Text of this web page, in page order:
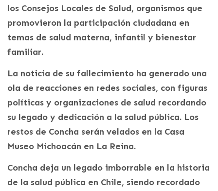
los Consejos Locales de Salud, organismos que
promovieron la participación ciudadana en
temas de salud materna, infantil y bienestar
familiar.
La noticia de su fallecimiento ha generado una
ola de reacciones en redes sociales, con figuras
políticas y organizaciones de salud recordando
su legado y dedicación a la salud pública. Los
restos de Concha serán velados en la Casa
Museo Michoacán en La Reina.
Concha deja un legado imborrable en la historia
de la salud pública en Chile, siendo recordado